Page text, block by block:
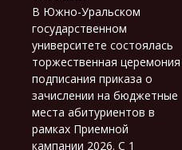
В Южно-Уральском
государственном
университете состоялась
торжественная церемония
подписания приказа о
зачислении на бюджетные
места абитуриентов в
рамках Приемной
кампании 2026. С 1